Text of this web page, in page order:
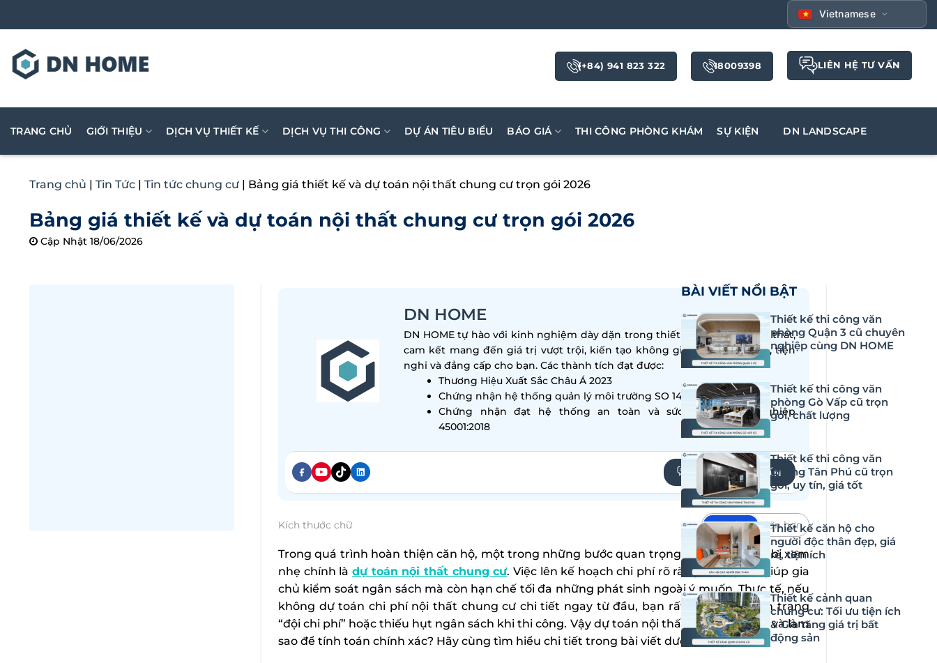
qua
dung
Vietnamese
(+84) 941 823 322 18009398 LIÊN HỆ TƯ VẤN
TRANG CHỦ GIỚI THIỆU DỊCH VỤ THIẾT KẾ DỊCH VỤ THI CÔNG DỰ ÁN TIÊU BIỂU BÁO GIÁ THI CÔNG PHÒNG KHÁM SỰ KIỆN DN LANDSCAPE
Trang chủ | Tin Tức | Tin tức chung cư | Bảng giá thiết kế và dự toán nội thất chung cư trọn gói 2026
Bảng giá thiết kế và dự toán nội thất chung cư trọn gói 2026
Cập Nhật 18/06/2026
DN HOME
DN HOME tự hào với kinh nghiệm dày dặn trong thiết kế – thi công nội thất,
cam kết mang đến giá trị vượt trội, kiến tạo không gian sống hiện đại, tiện
nghi và đẳng cấp cho bạn. Các thành tích đạt được:
Thương Hiệu Xuất Sắc Châu Á 2023
Chứng nhận hệ thống quản lý môi trường SO 14001:2015
Chứng nhận đạt hệ thống an toàn và sức khỏe nghề nghiệp
45001:2018
YÊU CẦU TƯ VẤN
Kích thước chữ Mặc định Lớn hơn
Trong quá trình hoàn thiện căn hộ, một trong những bước quan trọng nhưng thường bị xem
nhẹ chính là dự toán nội thất chung cư. Việc lên kế hoạch chi phí rõ ràng không chỉ giúp gia
chủ kiểm soát ngân sách mà còn hạn chế tối đa những phát sinh ngoài ý muốn. Thực tế, nếu
không dự toán chi phí nội thất chung cư chi tiết ngay từ đầu, bạn rất dễ rơi vào tình trạng
“đội chi phí” hoặc thiếu hụt ngân sách khi thi công. Vậy dự toán nội thất chính xác là gì và làm
sao để tính toán chính xác? Hãy cùng tìm hiểu chi tiết trong bài viết dưới đây.
BÀI VIẾT NỔI BẬT
Thiết kế thi công văn
phòng Quận 3 cũ chuyên
nghiệp cùng DN HOME
Thiết kế thi công văn
phòng Gò Vấp cũ trọn
gói, chất lượng
Thiết kế thi công văn
phòng Tân Phú cũ trọn
gói, uy tín, giá tốt
Thiết kế căn hộ cho
người độc thân đẹp, giá
rẻ, tiện ích
Thiết kế cảnh quan
chung cư: Tối ưu tiện ích
& Gia tăng giá trị bất
động sản